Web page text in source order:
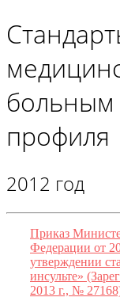
больным
профиля
2012 год
Приказ
Федерации от
утверждении
инсульте»
2013 г., №